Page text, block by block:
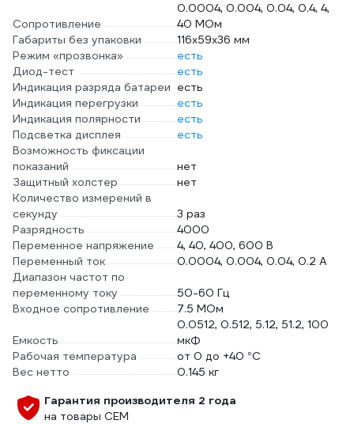
Сопротивление
0.0004, 0.004, 0.04, 0.4, 4,
40 МОм
Габариты без упаковки
116х59х36 мм
Режим «прозвонка»
есть
Диод-тест
есть
Индикация разряда батареи есть
Индикация перегрузки
есть
Индикация полярности
есть
Подсветка дисплея
есть
Возможность фиксации
показаний
нет
Защитный холстер
нет
Количество измерений в
секунду
3 раз
Разрядность
4000
Переменное напряжение
4, 40, 400, 600 В
Переменный ток
0.0004, 0.004, 0.04, 0.2 А
Диапазон частот по
переменному току
50-60 Гц
Входное сопротивление
7.5 МОм
Емкость
0.0512, 0.512, 5.12, 51.2, 100
мкФ
Рабочая температура
от 0 до +40 °С
Вес нетто
0.145 кг
Гарантия производителя 2 года
на товары СЕМ